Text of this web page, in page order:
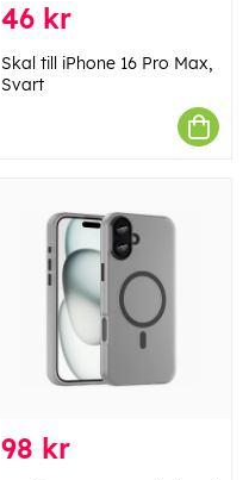
46 kr
Skal till iPhone 16 Pro Max,
Svart
98 kr